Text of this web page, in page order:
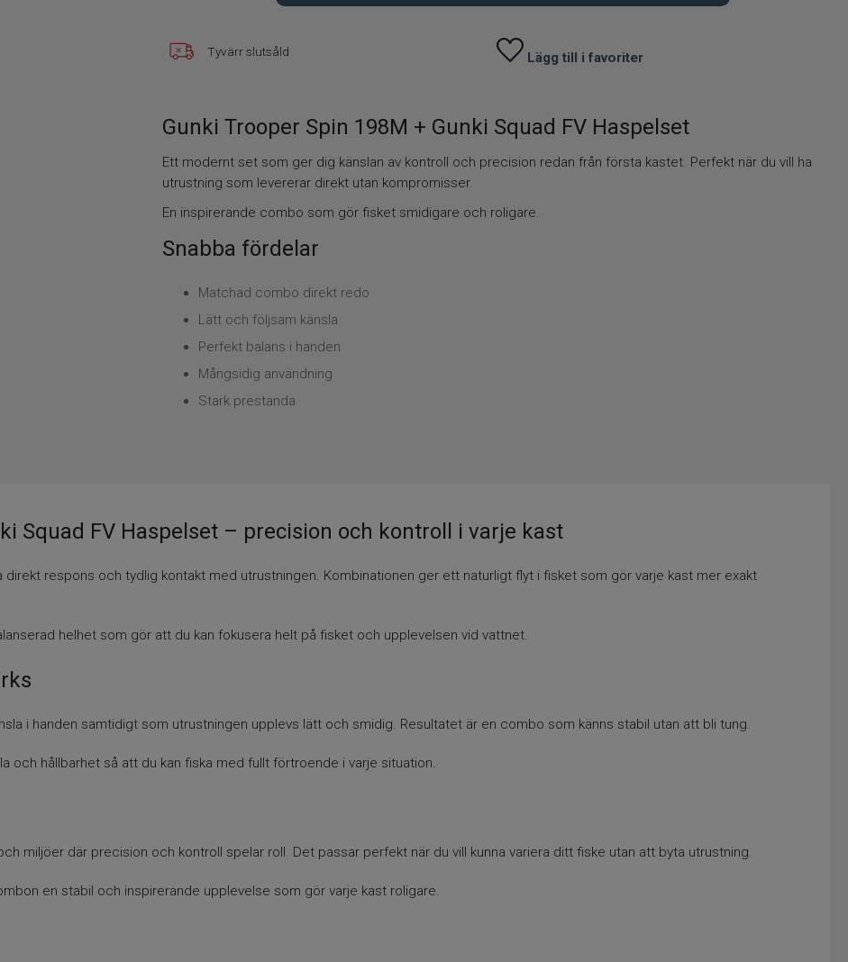
Tyvärr slutsåld Lägg till i favoriter
Gunki Trooper Spin 198M + Gunki Squad FV Haspelset
Ett modernt set som ger dig känslan av kontroll och precision redan från första kastet. Perfekt när du vill ha
utrustning som levererar direkt utan kompromisser.
En inspirerande combo som gör fisket smidigare och roligare.
Snabba fördelar
Matchad combo direkt redo
Lätt och följsam känsla
Perfekt balans i handen
Mångsidig användning
Stark prestanda
Squad FV Haspelset – precision och kontroll i varje kast
respons och tydlig kontakt med utrustningen. Kombinationen ger ett naturligt flyt i fisket som gör varje kast mer exakt
helhet som gör att du kan fokusera helt på fisket och upplevelsen vid vattnet.
i handen samtidigt som utrustningen upplevs lätt och smidig. Resultatet är en combo som känns stabil utan att bli tung.
och hållbarhet så att du kan fiska med fullt förtroende i varje situation.
miljöer där precision och kontroll spelar roll. Det passar perfekt när du vill kunna variera ditt fiske utan att byta utrustning.
en stabil och inspirerande upplevelse som gör varje kast roligare.